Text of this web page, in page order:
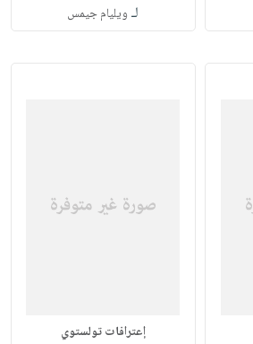
لـ ويليام جيمس
إعترافات تولستوي